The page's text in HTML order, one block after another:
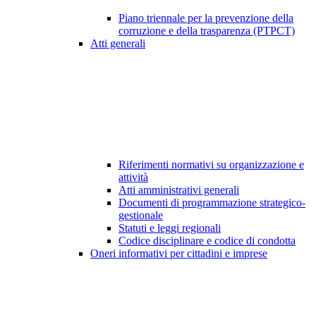
Piano triennale per la prevenzione della
corruzione e della trasparenza (PTPCT)
Atti generali
Riferimenti normativi su organizzazione e
attività
Atti amministrativi generali
Documenti di programmazione strategico-
gestionale
Statuti e leggi regionali
Codice disciplinare e codice di condotta
Oneri informativi per cittadini e imprese